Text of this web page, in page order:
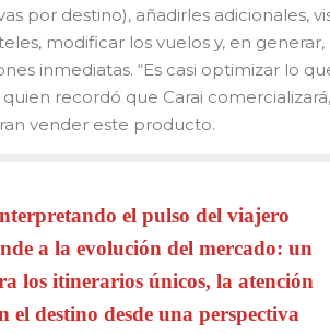
por destino), añadirles adicionales,
modificar los vuelos y, en generar,
inmediatas. “Es casi optimizar lo
recordó que Carai comercializará,
vender este producto.
el pulso del viajero
a la evolución del mercado: un
los itinerarios únicos, la atención
destino desde una perspectiva